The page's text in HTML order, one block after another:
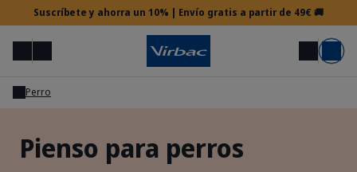
Suscríbete y ahorra un 10% | Envío gratis a partir de 49€ 🚚
MenúBuscar Mi cuenta Carrito
Perro
Pienso para perros